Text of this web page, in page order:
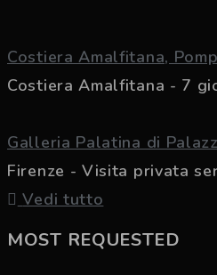
Costiera Amalfitana,
Costiera Amalfitana - 7
Galleria Palatina di
Firenze - Visita privata
Vedi tutto
MOST REQUESTED